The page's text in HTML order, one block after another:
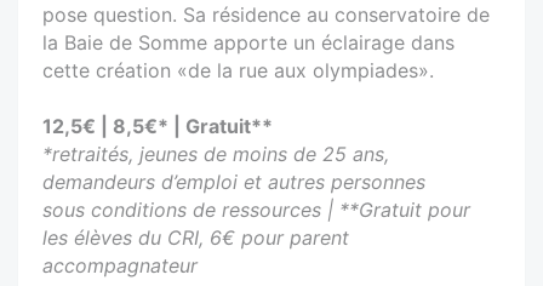
pose question. Sa résidence au conservatoire de
la Baie de Somme apporte un éclairage dans
cette création «de la rue aux olympiades».
12,5€ | 8,5€* | Gratuit**
*retraités, jeunes de moins de 25 ans,
demandeurs d’emploi et autres personnes
sous conditions de ressources | **Gratuit pour
les élèves du CRI, 6€ pour parent
accompagnateur